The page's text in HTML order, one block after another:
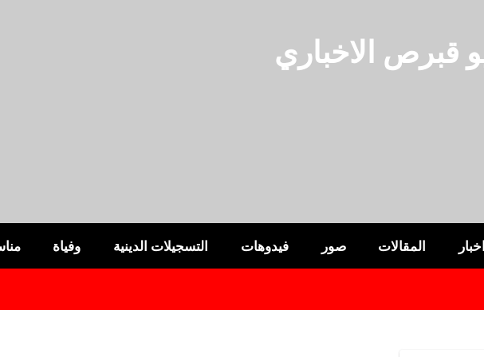
قبرص الاخباري
اخبار المقالات صور فيدوهات التسجيلات الدينية وفياة